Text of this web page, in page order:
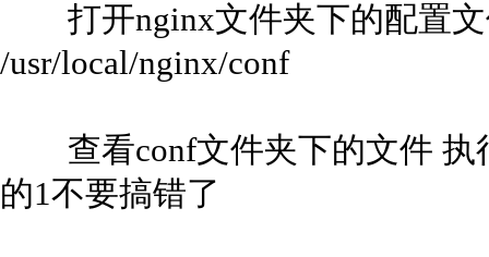
打开nginx文件夹下的配置文
/usr/local/nginx/conf
查看conf文件夹下的文件 执
的1不要搞错了